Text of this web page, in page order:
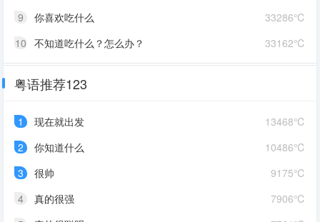
33286℃
9
你喜欢吃什么
33162℃
10 不知道吃什么？怎么办？
粤语推荐123
13468℃
1
现在就出发
10486℃
2
你知道什么
9175℃
3
很帅
7906℃
4
真的很强